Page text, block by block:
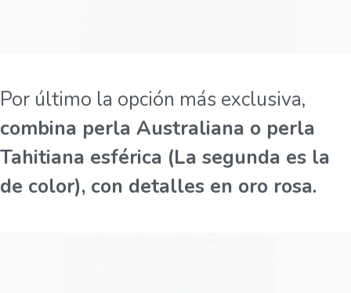
Por último la opción más exclusiva,
combina perla Australiana o perla
Tahitiana esférica (La segunda es la
de color), con detalles en oro rosa.